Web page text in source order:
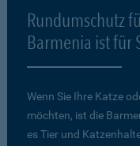
Rundumschutz
Barmenia ist für
Wenn Sie Ihre Katze
möchten, ist die
es Tier und